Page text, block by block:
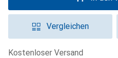
Vergleichen
kostenloser Versand